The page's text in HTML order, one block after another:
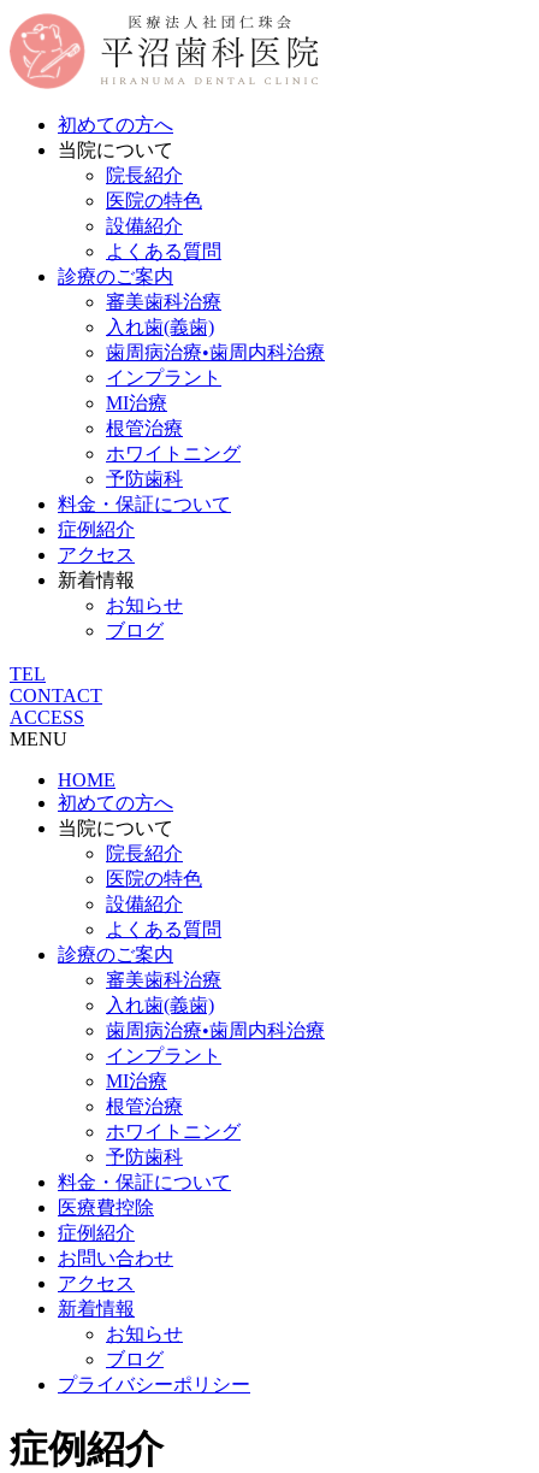
初めての方へ
当院について
院長紹介
医院の特色
設備紹介
よくある質問
診療のご案内
審美歯科治療
入れ歯(義歯)
歯周病治療•歯周内科治療
インプラント
MI治療
根管治療
ホワイトニング
予防歯科
料金・保証について
症例紹介
アクセス
新着情報
お知らせ
ブログ
TEL
CONTACT
ACCESS
MENU
HOME
初めての方へ
当院について
院長紹介
医院の特色
設備紹介
よくある質問
診療のご案内
審美歯科治療
入れ歯(義歯)
歯周病治療•歯周内科治療
インプラント
MI治療
根管治療
ホワイトニング
予防歯科
料金・保証について
医療費控除
症例紹介
お問い合わせ
アクセス
新着情報
お知らせ
ブログ
プライバシーポリシー
症例紹介